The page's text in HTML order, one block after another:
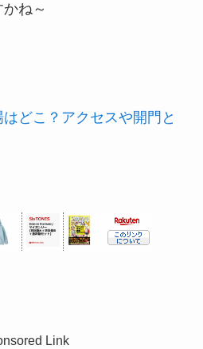
ね～
どこ？アクセスや開門と
Link